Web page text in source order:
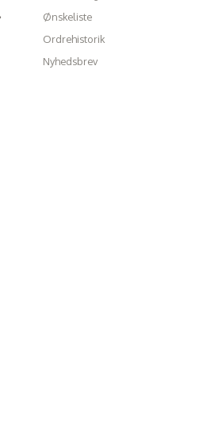
Ønskeliste
Ordrehistorik
Nyhedsbrev